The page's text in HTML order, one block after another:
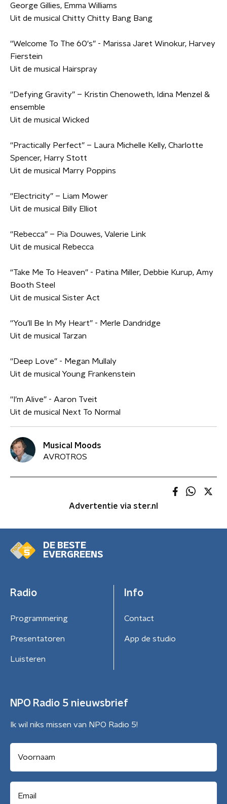
George Gillies, Emma Williams
Uit de musical Chitty Chitty Bang Bang
''Welcome To The 60's” - Marissa Jaret Winokur, Harvey
Fierstein
Uit de musical Hairspray
''Defying Gravity” – Kristin Chenoweth, Idina Menzel &
ensemble
Uit de musical Wicked
''Practically Perfect” – Laura Michelle Kelly, Charlotte
Spencer, Harry Stott
Uit de musical Marry Poppins
''Electricity” – Liam Mower
Uit de musical Billy Elliot
''Rebecca” – Pia Douwes, Valerie Link
Uit de musical Rebecca
“Take Me To Heaven” - Patina Miller, Debbie Kurup, Amy
Booth Steel
Uit de musical Sister Act
''You'll Be In My Heart” - Merle Dandridge
Uit de musical Tarzan
''Deep Love” - Megan Mullaly
Uit de musical Young Frankenstein
''I’m Alive” - Aaron Tveit
Uit de musical Next To Normal
Musical Moods
AVROTROS
Advertentie via ster.nl
DE BESTE
EVERGREENS
Radio
Programmering
Presentatoren
Luisteren
Info
Contact
App de studio
NPO Radio 5 nieuwsbrief
Ik wil niks missen van NPO Radio 5!